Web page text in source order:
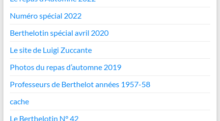
Numéro spécial 2022
Berthelotin spécial avril 2020
Le site de Luigi Zuccante
Photos du repas d’automne 2019
Professeurs de Berthelot années 1957-58
cache
Le Berthelotin N° 42